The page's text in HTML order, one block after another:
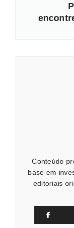
Conteúdo
base em
editoriais